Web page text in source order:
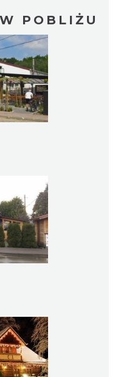
POBLIŻU